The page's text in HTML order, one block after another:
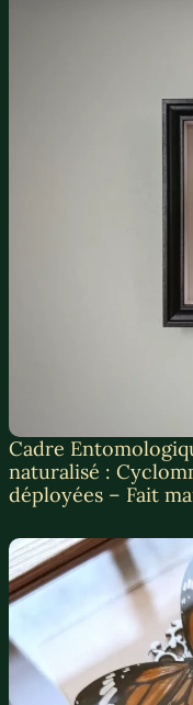
Cadre
naturalisé :
déployées – Fait